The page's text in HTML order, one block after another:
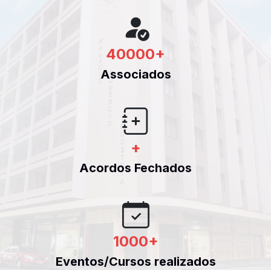
40000+
Associados
+
Acordos Fechados
1000+
Eventos/Cursos realizados